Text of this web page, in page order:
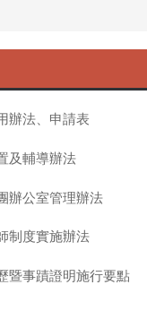
辦法、申請表
及輔導辦法
辦公室管理辦法
制度實施辦法
暨事蹟證明施行要點